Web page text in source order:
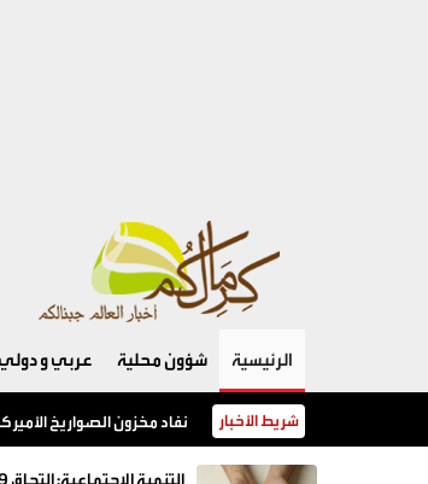
الرئيسية شؤون محلية عربي و دولي
شريط الأخبار نفاد مخزون الصواريخ